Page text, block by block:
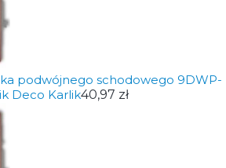
podwójnego schodowego 9DWP-
Deco Karlik40,97 zł